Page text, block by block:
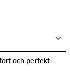
och perfekt